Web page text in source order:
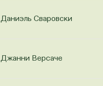
Даниэль Сваровски
Джанни Версаче